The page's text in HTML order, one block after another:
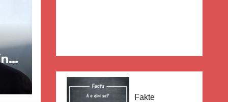
Fakte